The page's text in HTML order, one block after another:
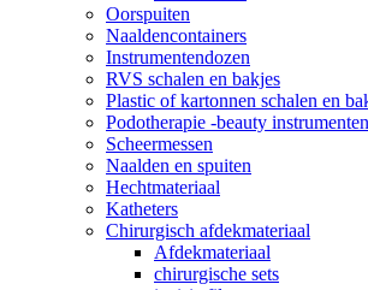
Oorspuiten
Naaldencontainers
Instrumentendozen
RVS schalen en bakjes
Plastic of kartonnen schalen en
Podotherapie -beauty instrumenten
Scheermessen
Naalden en spuiten
Hechtmateriaal
Katheters
Chirurgisch afdekmateriaal
Afdekmateriaal
chirurgische sets